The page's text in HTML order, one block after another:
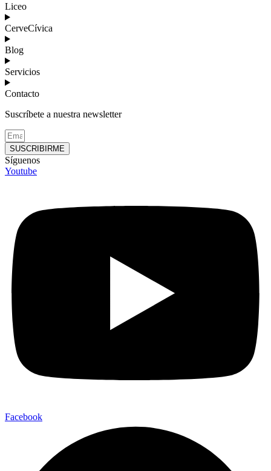
Liceo
CerveCívica
Blog
Servicios
Contacto
Suscríbete a nuestra newsletter
SUSCRIBIRME
Síguenos
Youtube
Facebook